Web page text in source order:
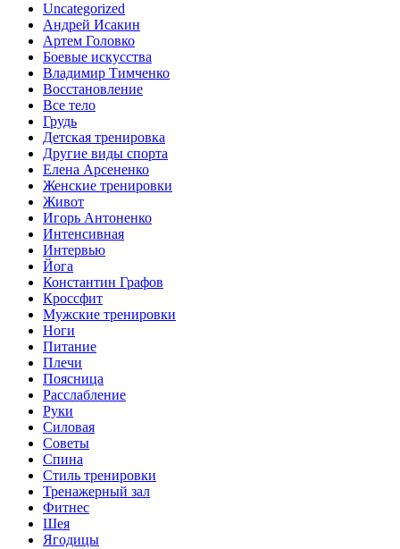
Uncategorized
Андрей Исакин
Артем Головко
Боевые искусства
Владимир Тимченко
Восстановление
Все тело
Грудь
Детская тренировка
Другие виды спорта
Елена Арсененко
Женские тренировки
Живот
Игорь Антоненко
Интенсивная
Интервью
Йога
Константин Графов
Кроссфит
Мужские тренировки
Ноги
Питание
Плечи
Поясница
Расслабление
Руки
Силовая
Советы
Спина
Стиль тренировки
Тренажерный зал
Фитнес
Шея
Ягодицы